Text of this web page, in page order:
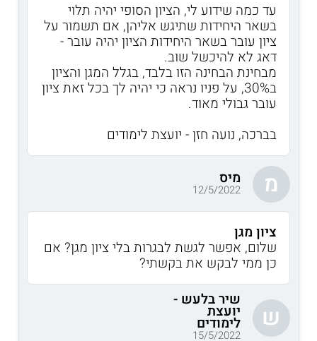
עד כמה שידוע לי, הציון הסופי יהיה תלוי
בשאר היחידות שתיגש אליהן, אם תשמור על
ציון עובר בשאר היחידות הציון יהיה עובר -
דאג לא להיכשל שוב.
מבחינת הבחינה הזו בלבד, בגלל המגן והציון
ב30%, על פניו נראה כי יהיה לך בכל זאת ציון
עובר גבולי מאוד.
בברכה, נועה חזן - יועצת לימודים
מ מיס
12/5/2022
ציון מגן
שלום, אפשר לגשת לבגרות בלי ציון מגן? אם
כן ממי לבקש את בקשתי?
ש
שיר בלעש -
יועצת
לימודים
15/5/2022